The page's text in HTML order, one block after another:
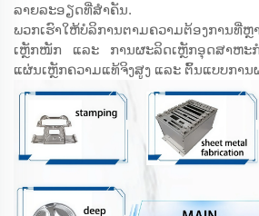
ລາຍລະອຽດທີ່ສຳຄັນ.
ພວກເຮົາໃຫ້ບໍລິການຕາມຄວາມຕ້ອງການທີ່
ເຫຼັກໜັກ ແລະ ການຜະລິດເຫຼັກອຸດສາຫະກ
ແຜ່ນເຫຼັກຄວາມແທ້ຈິງສູງ ແລະ ຕົ້ນແບບກາ